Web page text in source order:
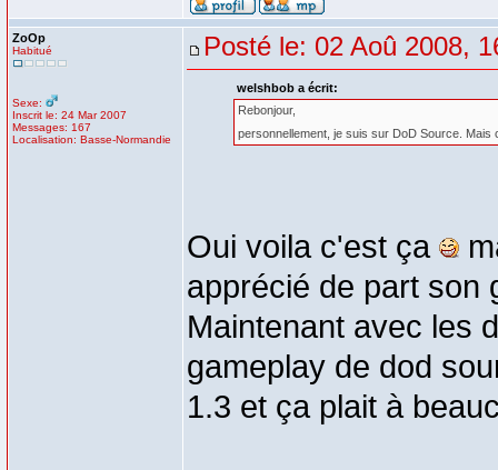
ZoOp
Habitué
Sexe:
Inscrit le: 24 Mar 2007
Messages: 167
Localisation: Basse-Normandie
Posté le: 02 Aoû 2008,
welshbob a écrit:
Rebonjour,
personnellement, je suis sur DoD Source.
Oui voila c'est ça
apprécié de part son
Maintenant avec les
gameplay de dod
1.3 et ça plait à